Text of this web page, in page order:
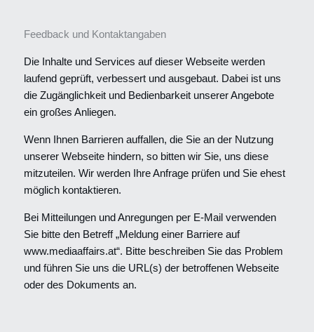
Feedback und Kontaktangaben
Die Inhalte und Services auf dieser Webseite werden
laufend geprüft, verbessert und ausgebaut. Dabei ist uns
die Zugänglichkeit und Bedienbarkeit unserer Angebote
ein großes Anliegen.
Wenn Ihnen Barrieren auffallen, die Sie an der Nutzung
unserer Webseite hindern, so bitten wir Sie, uns diese
mitzuteilen. Wir werden Ihre Anfrage prüfen und Sie ehest
möglich kontaktieren.
Bei Mitteilungen und Anregungen per E-Mail verwenden
Sie bitte den Betreff „Meldung einer Barriere auf
www.mediaaffairs.at“. Bitte beschreiben Sie das Problem
und führen Sie uns die URL(s) der betroffenen Webseite
oder des Dokuments an.